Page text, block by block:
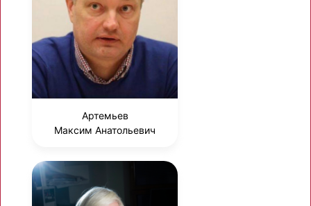
Артемьев
Максим Анатольевич